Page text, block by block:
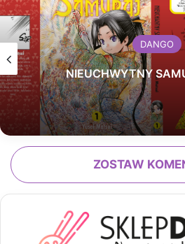
DANGO
NIEUCHWYTNY
ZOSTAW